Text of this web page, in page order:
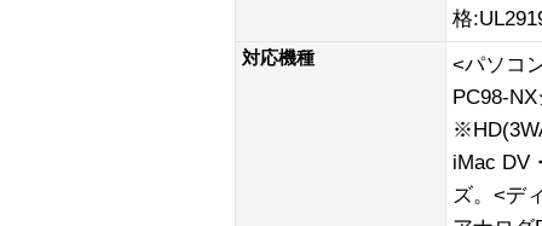
格
対応機種
<パソコ
PC98-
iMac DV
ズ。<デ